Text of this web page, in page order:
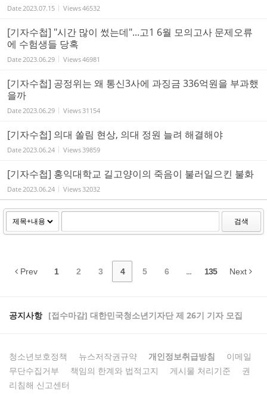
Date 2023.07.15 Views46532
[기자수첩] "시간 많이 썼는데"...고1 6월 모의고사 문제오류
에 수험생들 당혹
Date 2023.06.29 Views46981
[기자수첩] 공정위는 왜 통신3사에 과징금 336억원을 부과했
을까
Date 2023.06.29 Views 31154
[기자수첩] 의대 쏠림 현상, 의대 정원 늘려 해결해야
Date 2023.06.24 Views 39859
[기자수첩] 홍익대학교 길고양이의 죽음이 불러일으킨 불화
Date 2023.06.24 Views 32032
검색
Prev 1 2 3 4 5 6 ... 135 Next
공지사항 [접수마감] 대한민국청소년기자단 제 26기 기자 모집
청소년보호정책 뉴스저작권규약 개인정보취급방침
이메일
무단수집거부
책임의 한계와 법적고지 게시물 처리기준
권
리침해 신고센터